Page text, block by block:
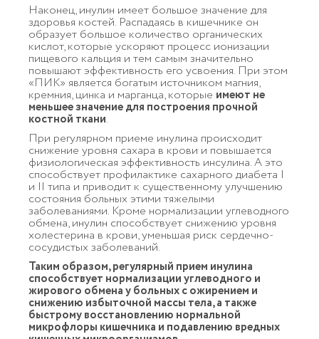
Наконец, инулин имеет большое значение для
здоровья костей. Распадаясь в кишечнике он
образует большое количество органических
кислот, которые ускоряют процесс ионизации
пищевого кальция и тем самым значительно
повышают эффективность его усвоения. При этом
«ПИК» является богатым источником магния,
кремния, цинка и марганца, которые имеют не
меньшее значение для построения прочной
костной ткани.
При регулярном приеме инулина происходит
снижение уровня сахара в крови и повышается
физиологическая эффективность инсулина. А это
способствует профилактике сахарного диабета I
и II типа и приводит к существенному улучшению
состояния больных этими тяжелыми
заболеваниями. Кроме нормализации углеводного
обмена, инулин способствует снижению уровня
холестерина в крови, уменьшая риск сердечно-
сосудистых заболеваний.
Таким образом, регулярный прием инулина
способствует нормализации углеводного и
жирового обмена у больных с ожирением и
снижению избыточной массы тела, а также
быстрому восстановлению нормальной
микрофлоры кишечника и подавлению вредных